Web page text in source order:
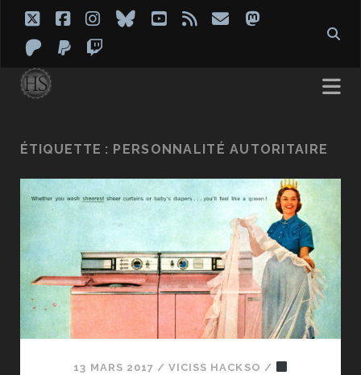
twitterfacebook
instagram
blueskyyoutube
rss emailmastodon
patreon
paypal
ÉTIQUETTE : PERSONNALITÉ AUTORITAIRE
13 MARS 2017 /VICISS HACKSO /